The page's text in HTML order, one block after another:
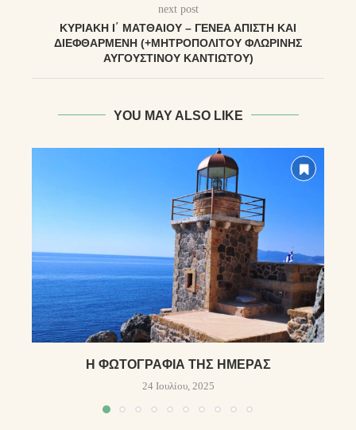
next post
ΚΥΡΙΑΚΉ Ι΄ ΜΑΤΘΑΊΟΥ – ΓΕΝΕᾺ ἌΠΙΣΤΗ ΚΑῚ
ΔΙΕΦΘΑΡΜΈΝΗ (+ΜΗΤΡΟΠΟΛΊΤΟΥ ΦΛΩΡΊΝΗΣ
ΑΥΓΟΥΣΤΊΝΟΥ ΚΑΝΤΙΏΤΟΥ)
YOU MAY ALSO LIKE
Η ΦΩΤΟΓΡΑΦΊΑ ΤΗΣ ΗΜΈΡΑΣ
24 Ιουλίου, 2025